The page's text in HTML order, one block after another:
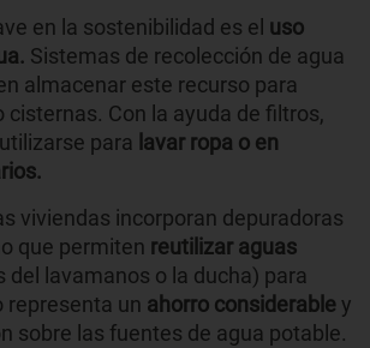
en la sostenibilidad es el uso
Sistemas de recolección de agua
almacenar este recurso para
cisternas. Con la ayuda de filtros,
para lavar ropa o en
viviendas incorporan depuradoras
que permiten reutilizar aguas
del lavamanos o la ducha) para
representa un ahorro considerabley
sobre las fuentes de agua potable.